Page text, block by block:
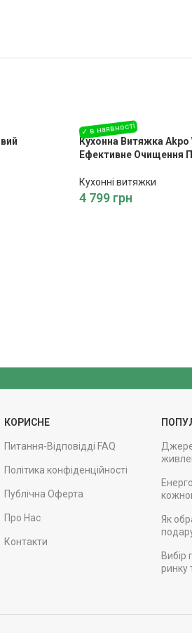
Кухонна Витяжка Akpo
Ефективне Очищення
Кухонні витяжки
4 799 грн
КОРИСНЕ
Питання-Відповідді FAQ
Політика конфіденційності
Публічна Оферта
Про Нас
Контакти
Як
Вибір
ринку